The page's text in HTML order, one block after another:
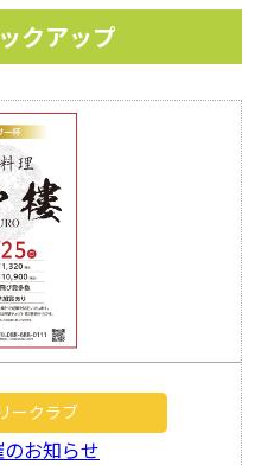
クアップ
ークラブ
お知らせ